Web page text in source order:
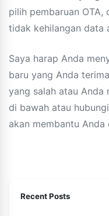
pilih pembaruan OTA,
tidak kehilangan data
Saya harap Anda
baru yang Anda
yang salah atau Anda
di bawah atau
akan membantu
Recent Posts